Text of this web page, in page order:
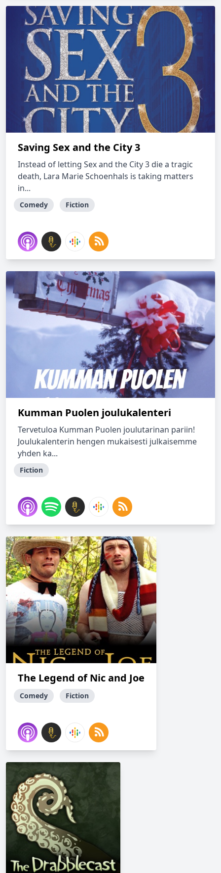
Saving Sex and the City 3
Instead of letting Sex and the City 3 die a tragic
death, Lara Marie Schoenhals is taking matters
in...
Comedy Fiction
Kumman Puolen joulukalenteri
Tervetuloa Kumman Puolen joulutarinan pariin!
Joulukalenterin hengen mukaisesti julkaisemme
yhden ka...
Fiction
The Legend of Nic and Joe
Comedy Fiction